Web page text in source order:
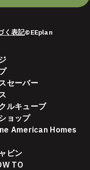
く表記©EEplan
セーバー
ルキューブ
ョップ
American Homes
ビン
TO